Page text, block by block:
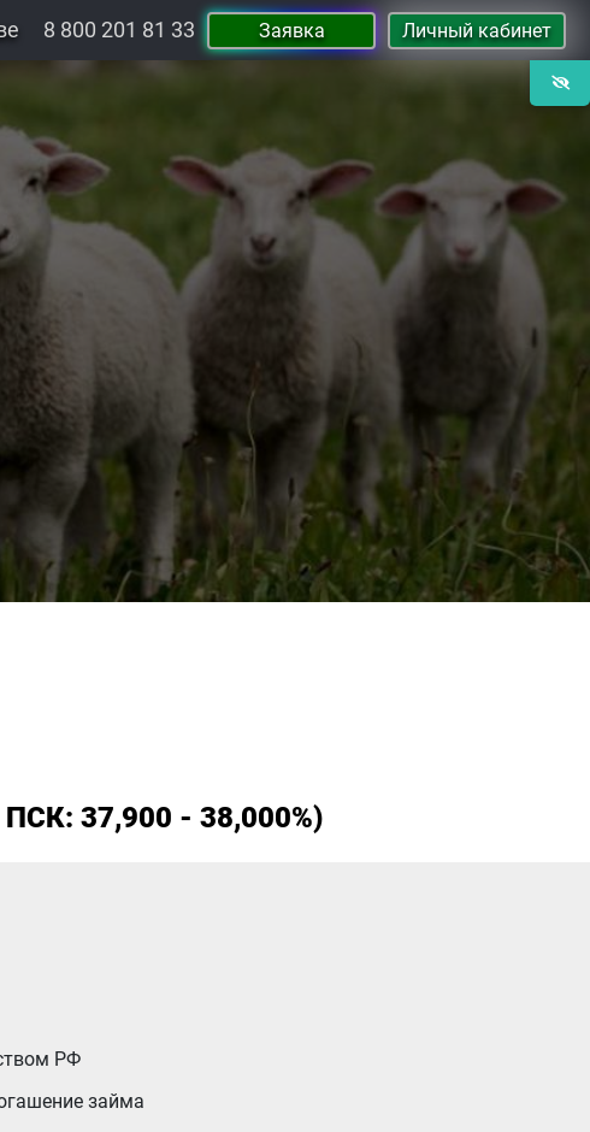
8 800 201 81 33 Заявка Личный кабинет
ПСК: 37,900 - 38,000%)
РФ
займа